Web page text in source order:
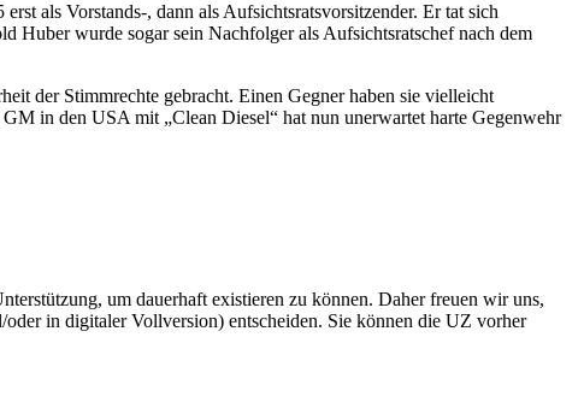
als Vorstands-, dann als Aufsichtsratsvorsitzender. Er tat sich
Huber wurde sogar sein Nachfolger als Aufsichtsratschef nach dem
der Stimmrechte gebracht. Einen Gegner haben sie vielleicht
in den USA mit „Clean Diesel“ hat nun unerwartet harte Gegenwehr
um dauerhaft existieren zu können. Daher freuen wir uns,
oder in digitaler Vollversion) entscheiden. Sie können die UZ vorher